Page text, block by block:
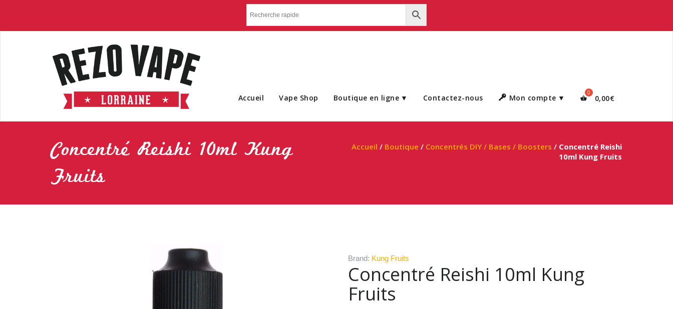
Accueil Vape Shop Boutique en ligne Contactez-nous Mon compte 0,00€
Concentré Reishi 10ml Kung
Fruits
Accueil / Boutique / Concentrés DIY / Bases / Boosters / Concentré Reishi
10ml Kung Fruits
Brand: Kung Fruits
Concentré Reishi 10ml Kung
Fruits